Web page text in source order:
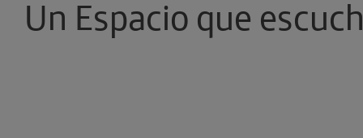
Un Espacio que